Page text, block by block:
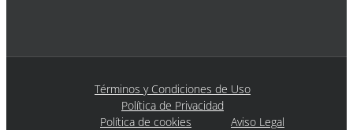
Términos y Condiciones de Uso
Política de Privacidad
Política de cookies
Aviso Legal